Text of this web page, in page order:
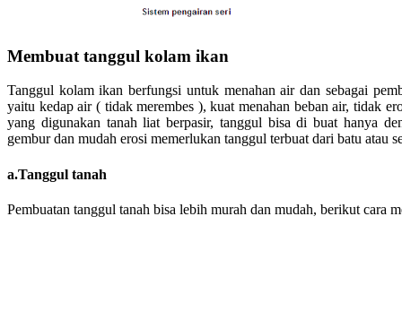
Membuat tanggul kolam ikan
Tanggul kolam ikan berfungsi untuk menahan air dan sebagai
yaitu kedap air ( tidak merembes ), kuat menahan beban air, tidak
yang digunakan tanah liat berpasir, tanggul bisa di buat hanya
gembur dan mudah erosi memerlukan tanggul terbuat dari batu atau
a.Tanggul tanah
Pembuatan tanggul tanah bisa lebih murah dan mudah, berikut cara